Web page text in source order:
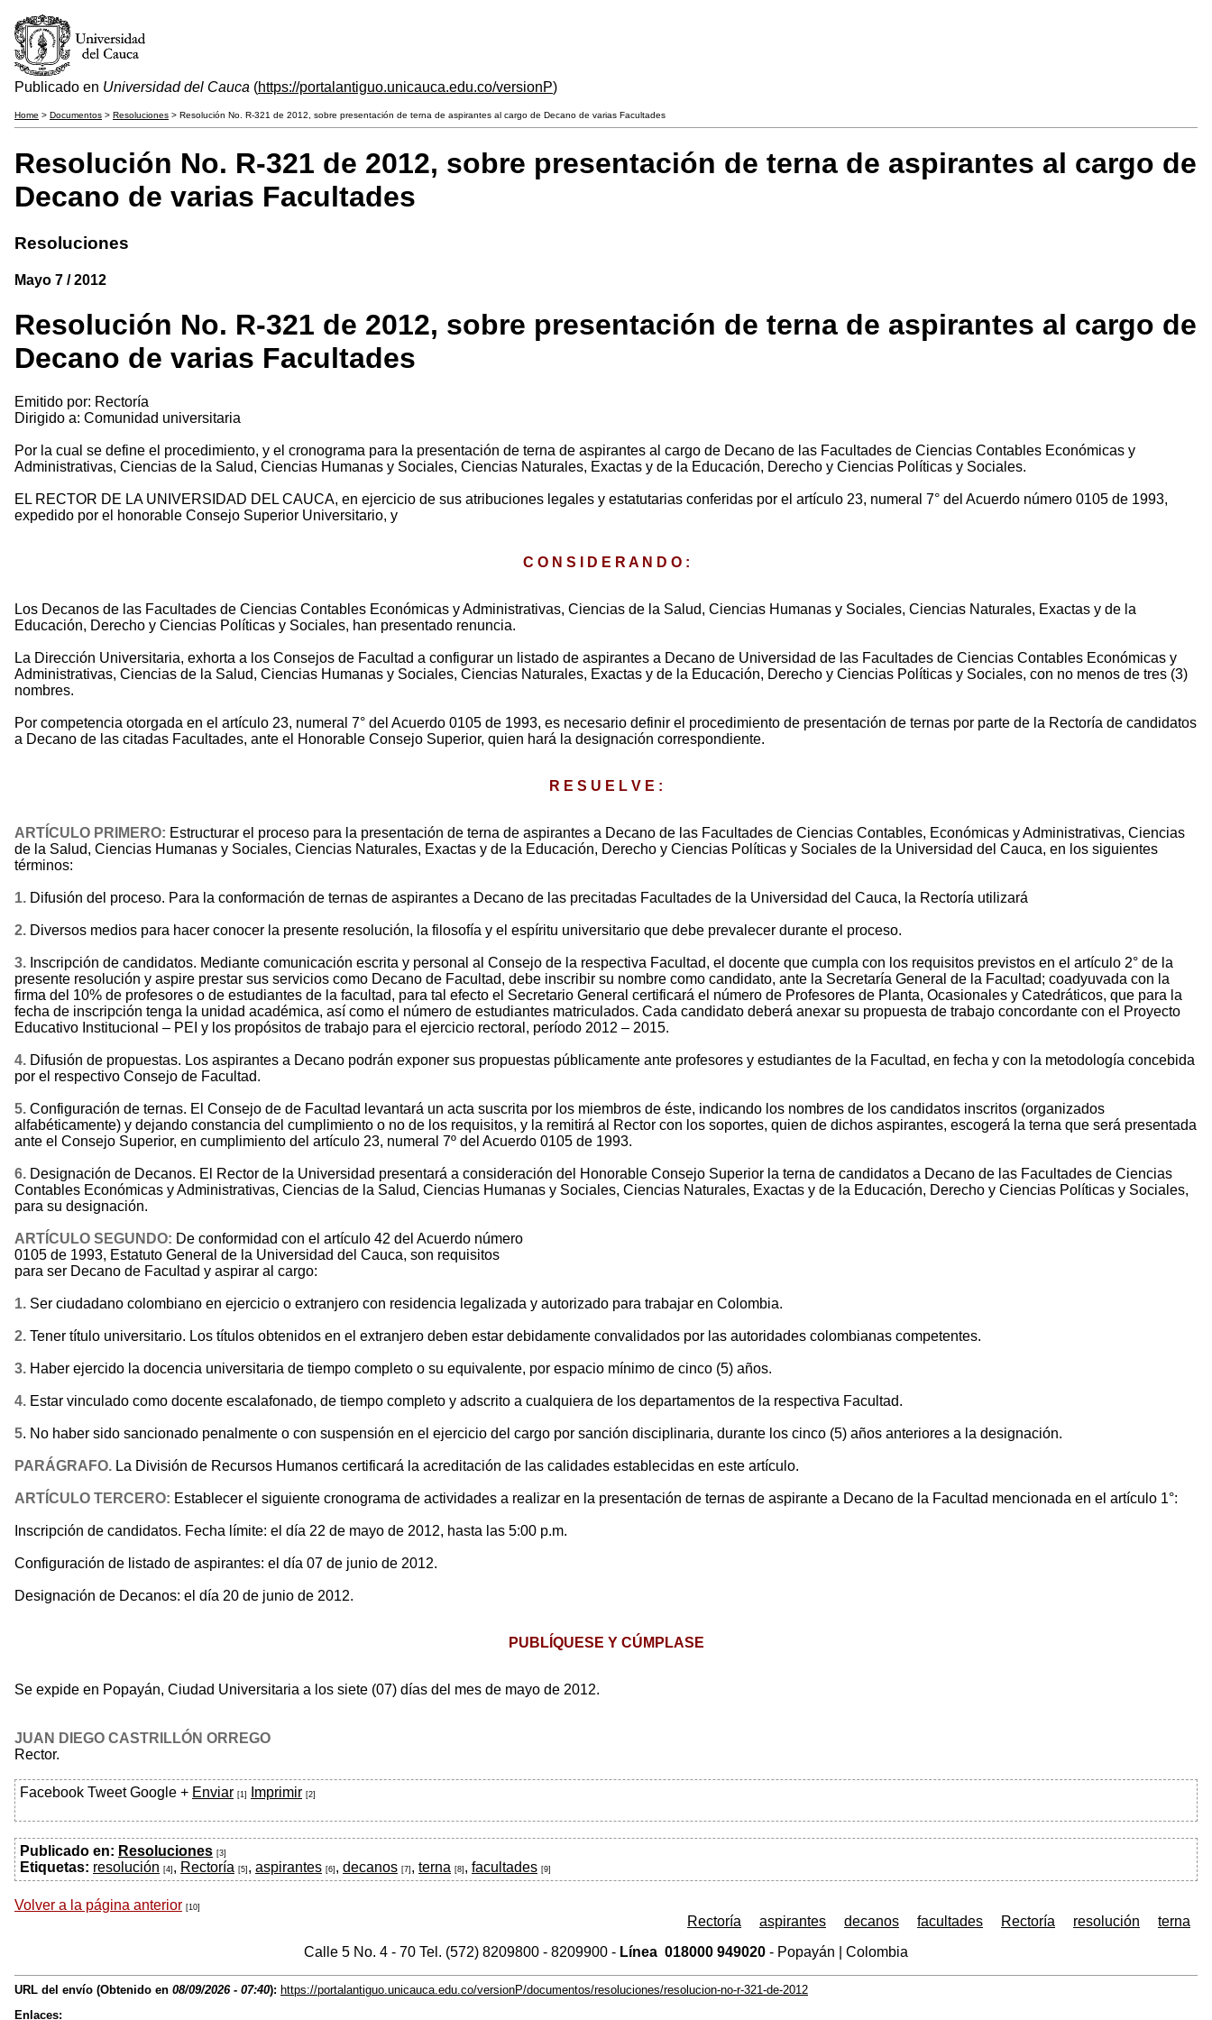
Publicado en Universidad del Cauca (https://portalantiguo.unicauca.edu.co/versionP)
Home > Documentos > Resoluciones > Resolución No. R-321 de 2012, sobre presentación de terna de aspirantes al cargo de Decano de varias Facultades
Resolución No. R-321 de 2012, sobre presentación de terna de aspirantes al cargo de
Decano de varias Facultades
Resoluciones
Mayo 7 / 2012
Resolución No. R-321 de 2012, sobre presentación de terna de aspirantes al cargo de
Decano de varias Facultades
Emitido por: Rectoría
Dirigido a: Comunidad universitaria
Por la cual se define el procedimiento, y el cronograma para la presentación de terna de aspirantes al cargo de Decano de las Facultades de Ciencias Contables Económicas y
Administrativas, Ciencias de la Salud, Ciencias Humanas y Sociales, Ciencias Naturales, Exactas y de la Educación, Derecho y Ciencias Políticas y Sociales.
EL RECTOR DE LA UNIVERSIDAD DEL CAUCA, en ejercicio de sus atribuciones legales y estatutarias conferidas por el artículo 23, numeral 7° del Acuerdo número 0105 de 1993,
expedido por el honorable Consejo Superior Universitario, y
C O N S I D E R A N D O :
Los Decanos de las Facultades de Ciencias Contables Económicas y Administrativas, Ciencias de la Salud, Ciencias Humanas y Sociales, Ciencias Naturales, Exactas y de la
Educación, Derecho y Ciencias Políticas y Sociales, han presentado renuncia.
La Dirección Universitaria, exhorta a los Consejos de Facultad a configurar un listado de aspirantes a Decano de Universidad de las Facultades de Ciencias Contables Económicas y
Administrativas, Ciencias de la Salud, Ciencias Humanas y Sociales, Ciencias Naturales, Exactas y de la Educación, Derecho y Ciencias Políticas y Sociales, con no menos de tres (3)
nombres.
Por competencia otorgada en el artículo 23, numeral 7° del Acuerdo 0105 de 1993, es necesario definir el procedimiento de presentación de ternas por parte de la Rectoría de candidatos
a Decano de las citadas Facultades, ante el Honorable Consejo Superior, quien hará la designación correspondiente.
R E S U E L V E :
ARTÍCULO PRIMERO: Estructurar el proceso para la presentación de terna de aspirantes a Decano de las Facultades de Ciencias Contables, Económicas y Administrativas, Ciencias
de la Salud, Ciencias Humanas y Sociales, Ciencias Naturales, Exactas y de la Educación, Derecho y Ciencias Políticas y Sociales de la Universidad del Cauca, en los siguientes
términos:
1. Difusión del proceso. Para la conformación de ternas de aspirantes a Decano de las precitadas Facultades de la Universidad del Cauca, la Rectoría utilizará
2. Diversos medios para hacer conocer la presente resolución, la filosofía y el espíritu universitario que debe prevalecer durante el proceso.
3. Inscripción de candidatos. Mediante comunicación escrita y personal al Consejo de la respectiva Facultad, el docente que cumpla con los requisitos previstos en el artículo 2° de la
presente resolución y aspire prestar sus servicios como Decano de Facultad, debe inscribir su nombre como candidato, ante la Secretaría General de la Facultad; coadyuvada con la
firma del 10% de profesores o de estudiantes de la facultad, para tal efecto el Secretario General certificará el número de Profesores de Planta, Ocasionales y Catedráticos, que para la
fecha de inscripción tenga la unidad académica, así como el número de estudiantes matriculados. Cada candidato deberá anexar su propuesta de trabajo concordante con el Proyecto
Educativo Institucional – PEI y los propósitos de trabajo para el ejercicio rectoral, período 2012 – 2015.
4. Difusión de propuestas. Los aspirantes a Decano podrán exponer sus propuestas públicamente ante profesores y estudiantes de la Facultad, en fecha y con la metodología concebida
por el respectivo Consejo de Facultad.
5. Configuración de ternas. El Consejo de de Facultad levantará un acta suscrita por los miembros de éste, indicando los nombres de los candidatos inscritos (organizados
alfabéticamente) y dejando constancia del cumplimiento o no de los requisitos, y la remitirá al Rector con los soportes, quien de dichos aspirantes, escogerá la terna que será presentada
ante el Consejo Superior, en cumplimiento del artículo 23, numeral 7º del Acuerdo 0105 de 1993.
6. Designación de Decanos. El Rector de la Universidad presentará a consideración del Honorable Consejo Superior la terna de candidatos a Decano de las Facultades de Ciencias
Contables Económicas y Administrativas, Ciencias de la Salud, Ciencias Humanas y Sociales, Ciencias Naturales, Exactas y de la Educación, Derecho y Ciencias Políticas y Sociales,
para su designación.
ARTÍCULO SEGUNDO: De conformidad con el artículo 42 del Acuerdo número
0105 de 1993, Estatuto General de la Universidad del Cauca, son requisitos
para ser Decano de Facultad y aspirar al cargo:
1. Ser ciudadano colombiano en ejercicio o extranjero con residencia legalizada y autorizado para trabajar en Colombia.
2. Tener título universitario. Los títulos obtenidos en el extranjero deben estar debidamente convalidados por las autoridades colombianas competentes.
3. Haber ejercido la docencia universitaria de tiempo completo o su equivalente, por espacio mínimo de cinco (5) años.
4. Estar vinculado como docente escalafonado, de tiempo completo y adscrito a cualquiera de los departamentos de la respectiva Facultad.
5. No haber sido sancionado penalmente o con suspensión en el ejercicio del cargo por sanción disciplinaria, durante los cinco (5) años anteriores a la designación.
PARÁGRAFO. La División de Recursos Humanos certificará la acreditación de las calidades establecidas en este artículo.
ARTÍCULO TERCERO: Establecer el siguiente cronograma de actividades a realizar en la presentación de ternas de aspirante a Decano de la Facultad mencionada en el artículo 1°:
Inscripción de candidatos. Fecha límite: el día 22 de mayo de 2012, hasta las 5:00 p.m.
Configuración de listado de aspirantes: el día 07 de junio de 2012.
Designación de Decanos: el día 20 de junio de 2012.
PUBLÍQUESE Y CÚMPLASE
Se expide en Popayán, Ciudad Universitaria a los siete (07) días del mes de mayo de 2012.
JUAN DIEGO CASTRILLÓN ORREGO
Rector.
Facebook Tweet Google + Enviar [1] Imprimir [2]
Publicado en: Resoluciones [3]
Etiquetas: resolución [4] , Rectoría [5] , aspirantes [6] , decanos [7] , terna [8] , facultades [9]
Volver a la página anterior [10]
Rectoría aspirantes decanos facultades Rectoría resolución
terna
Calle 5 No. 4 - 70 Tel. (572) 8209800 - 8209900 - Línea 018000 949020 - Popayán | Colombia
URL del envío (Obtenido en 08/09/2026 - 07:40): https://portalantiguo.unicauca.edu.co/versionP/documentos/resoluciones/resolucion-no-r-321-de-2012
Enlaces: